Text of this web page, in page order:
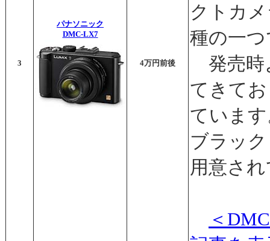
3
パナソニック
DMC-LX7
4万円前後
クトカ
種の一
発売時
てきて
ていま
ブラッ
用意さ
＜